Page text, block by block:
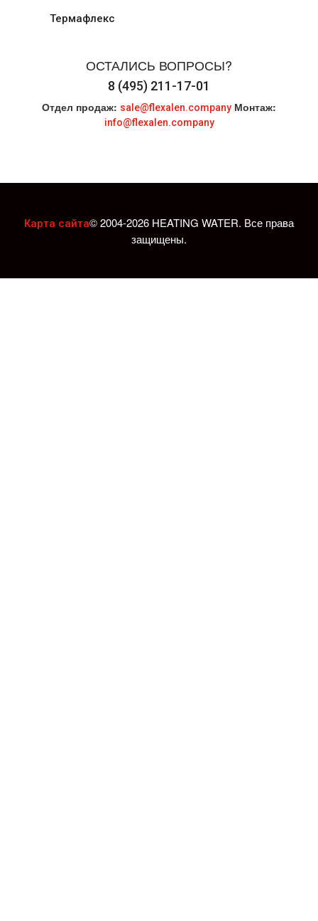
Термафлекс
ОСТАЛИСЬ ВОПРОСЫ?
8 (495) 211-17-01
Отдел продаж: sale@flexalen.company Монтаж:
info@flexalen.company
Карта сайта© 2004-2026 HEATING WATER. Все права
защищены.